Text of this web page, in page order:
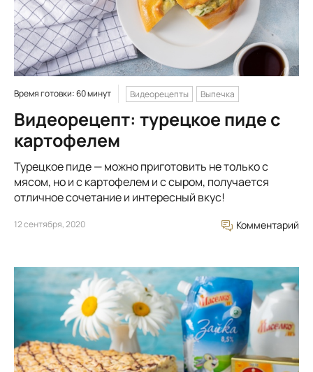
Время готовки: 60 минут Видеорецепты Выпечка
Видеорецепт: турецкое пиде с
картофелем
Турецкое пиде — можно приготовить не только с
мясом, но и с картофелем и с сыром, получается
отличное сочетание и интересный вкус!
12 сентября, 2020 Комментарий